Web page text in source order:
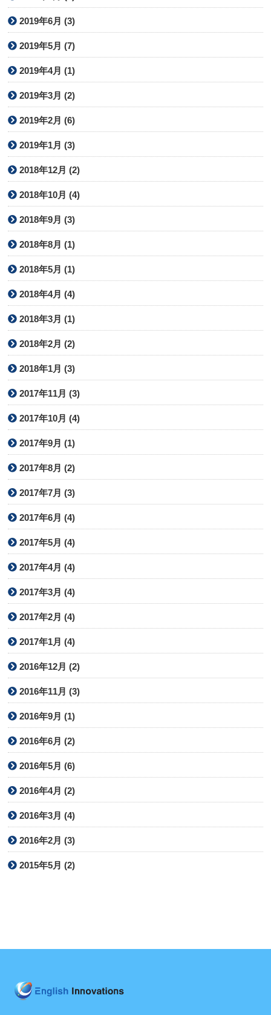
2019年6月 (3)
2019年5月 (7)
2019年4月 (1)
2019年3月 (2)
2019年2月 (6)
2019年1月 (3)
2018年12月 (2)
2018年10月 (4)
2018年9月 (3)
2018年8月 (1)
2018年5月 (1)
2018年4月 (4)
2018年3月 (1)
2018年2月 (2)
2018年1月 (3)
2017年11月 (3)
2017年10月 (4)
2017年9月 (1)
2017年8月 (2)
2017年7月 (3)
2017年6月 (4)
2017年5月 (4)
2017年4月 (4)
2017年3月 (4)
2017年2月 (4)
2017年1月 (4)
2016年12月 (2)
2016年11月 (3)
2016年9月 (1)
2016年6月 (2)
2016年5月 (6)
2016年4月 (2)
2016年3月 (4)
2016年2月 (3)
2015年5月 (2)